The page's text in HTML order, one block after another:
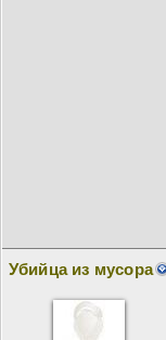
Убийца из мусора